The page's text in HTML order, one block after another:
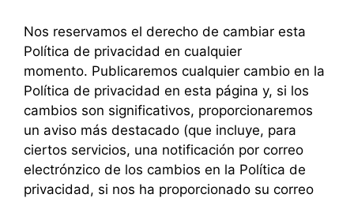
Nos reservamos el derecho de cambiar esta
Política de privacidad en cualquier
momento. Publicaremos cualquier cambio en la
Política de privacidad en esta página y, si los
cambios son significativos, proporcionaremos
un aviso más destacado (que incluye, para
ciertos servicios, una notificación por correo
electrónzico de los cambios en la Política de
privacidad, si nos ha proporcionado su correo